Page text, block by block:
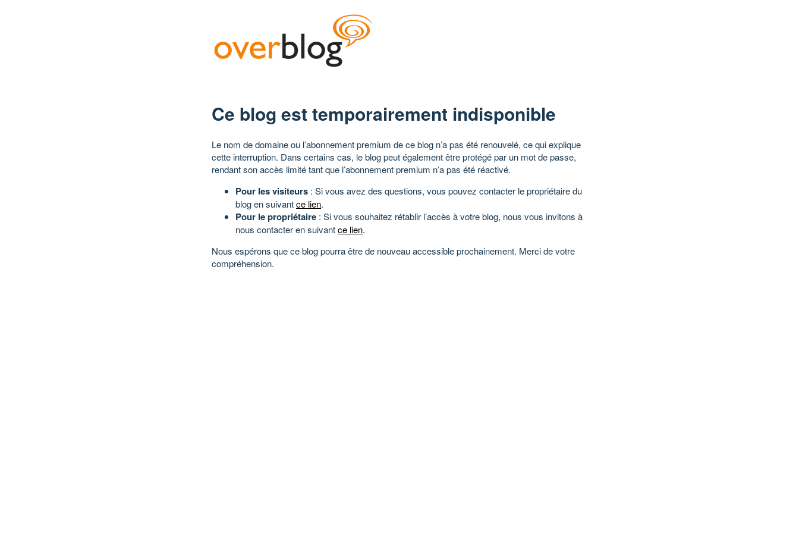
Ce blog est temporairement indisponible
Le nom de domaine ou l’abonnement premium de ce blog n’a pas été renouvelé, ce qui explique
cette interruption. Dans certains cas, le blog peut également être protégé par un mot de passe,
rendant son accès limité tant que l’abonnement premium n’a pas été réactivé.
Pour les visiteurs : Si vous avez des questions, vous pouvez contacter le propriétaire du
blog en suivantce lien.
Pour le propriétaire : Si vous souhaitez rétablir l’accès à votre blog, nous vous invitons à
nous contacter en suivantce lien.
Nous espérons que ce blog pourra être de nouveau accessible prochainement. Merci de votre
compréhension.